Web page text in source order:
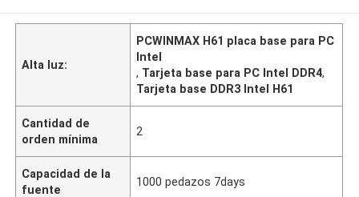
Alta luz:
PCWINMAX H61 placa base para PC
Intel
, Tarjeta base para PC Intel DDR4,
Tarjeta base DDR3 Intel H61
Cantidad de
orden mínima
2
Capacidad de la
fuente
1000 pedazos 7days